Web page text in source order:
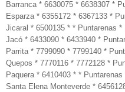
Barranca * 6630075 * 6638307 *
Esparza * 6355172 * 6367133 *
Jicaral * 6500135 * * Puntarenas *
Jacó * 6433090 * 6433940 *
Parrita * 7799090 * 7799140 *
Quepos * 7770116 * 7772128 *
Paquera * 6410403 * * Puntarenas
Santa Elena Monteverde *